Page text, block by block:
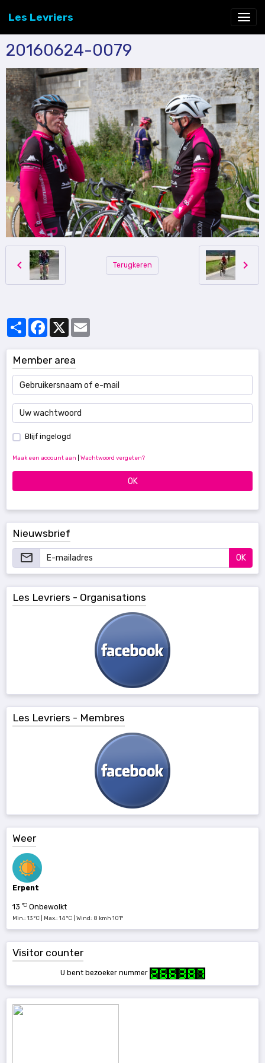
Les Levriers
20160624-0079
Terugkeren
PartagerFacebook
Member area
Blijf ingelogd
Maak een account aan Wachtwoord vergeten?
OK
Nieuwsbrief
OK
Les Levriers - Organisations
Les Levriers - Membres
Weer
Erpent
13 °C Onbewolkt
Min.: 13 °C | Max.: 14 °C | Wind: 8 kmh 101°
Visitor counter
U bent bezoeker nummer